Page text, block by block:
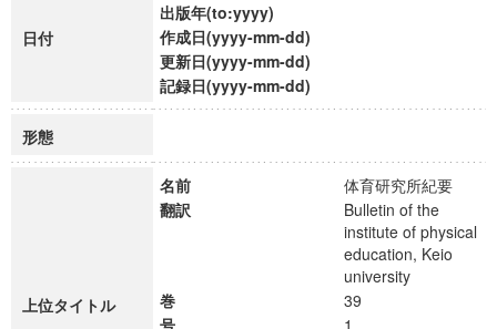
日付
出版年(to:yyyy)
作成日(yyyy-mm-dd)
更新日(yyyy-mm-dd)
記録日(yyyy-mm-dd)
形態
上位タイトル
名前
体育研究所紀要
翻訳
Bulletin of the
institute of physical
education, Keio
university
巻
39
号
1